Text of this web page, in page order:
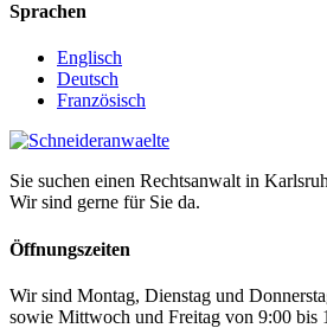
Sprachen
Englisch
Deutsch
Französisch
Sie suchen einen Rechtsanwalt in
Wir sind gerne für Sie da.
Öffnungszeiten
Wir sind Montag, Dienstag und
sowie Mittwoch und Freitag von 9:00 bis